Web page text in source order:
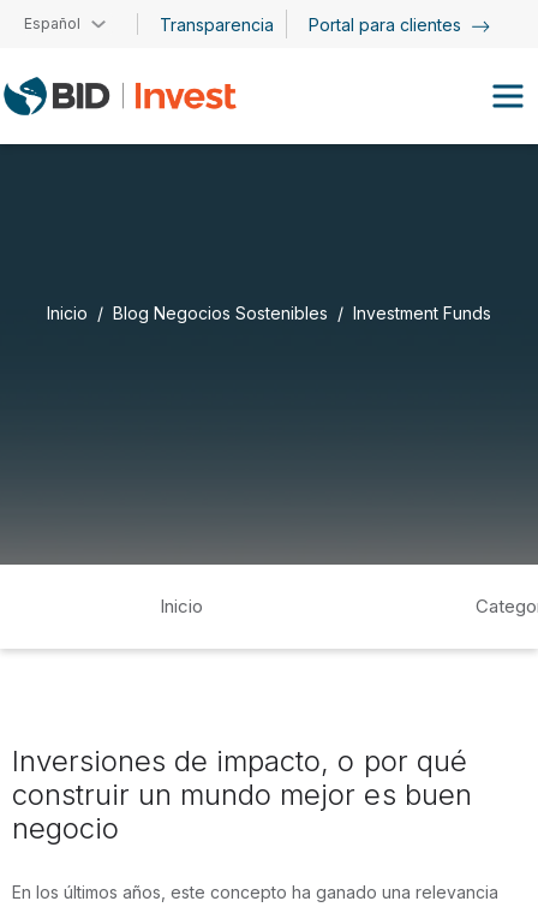
Pasar al contenido principal
Español Transparencia Portal para clientes
Inicio Blog Negocios Sostenibles Investment Funds
Inicio
Inversiones de impacto, o por qué
construir un mundo mejor es buen
negocio
En los últimos años, este concepto ha ganado una relevancia